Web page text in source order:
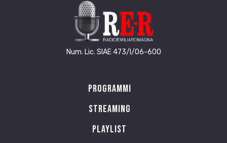
Num. Lic. SIAE 473/I/06-600
Programmi
Streaming
Playlist